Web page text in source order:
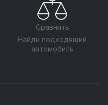
Сравнить
Найди подходящий
автомобиль